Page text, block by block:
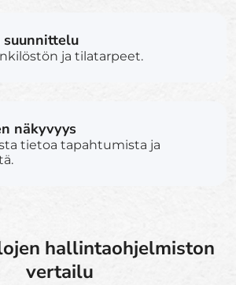
ja tilatarpeet.
näkyvyys
tietoa tapahtumista ja
hallintaohjelmiston
vertailu